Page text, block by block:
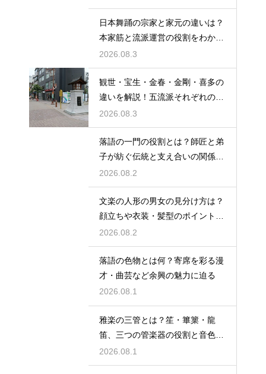
日本舞踊の宗家と家元の違いは？
本家筋と流派運営の役割をわかり
やすく解説
2026.08.3
観世・宝生・金春・金剛・喜多の
違いを解説！五流派それぞれの成
り立ちと芸風の特徴に迫る
2026.08.3
落語の一門の役割とは？師匠と弟
子が紡ぐ伝統と支え合いの関係を
解説
2026.08.2
文楽の人形の男女の見分け方は？
顔立ちや衣装・髪型のポイントか
ら男性役・女性役を解説
2026.08.2
落語の色物とは何？寄席を彩る漫
才・曲芸など余興の魅力に迫る
2026.08.1
雅楽の三管とは？笙・篳篥・龍
笛、三つの管楽器の役割と音色を
紹介
2026.08.1